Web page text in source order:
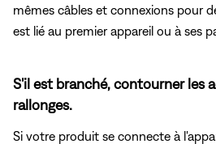
mêmes câbles et connexions pour
est lié au premier appareil ou à ses
S'il est branché, contourner les
rallonges.
Si votre produit se connecte à